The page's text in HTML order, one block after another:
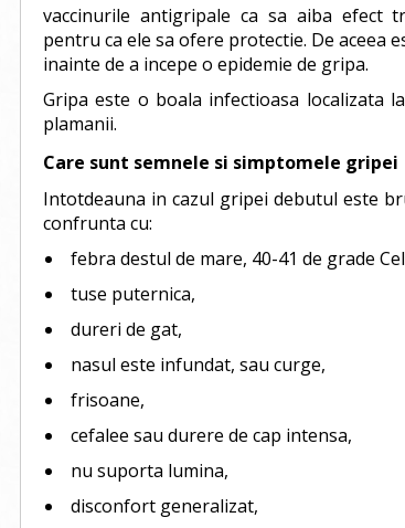
vaccinurile antigripale ca sa aiba efect
pentru ca ele sa ofere protectie. De aceea
inainte de a incepe o epidemie de gripa.
Gripa este o boala infectioasa localizata
plamanii.
Care sunt semnele si simptomele gripei
Intotdeauna in cazul gripei debutul este
confrunta cu:
febra destul de mare, 40-41 de grade
tuse puternica,
dureri de gat,
nasul este infundat, sau curge,
frisoane,
cefalee sau durere de cap intensa,
nu suporta lumina,
disconfort generalizat,